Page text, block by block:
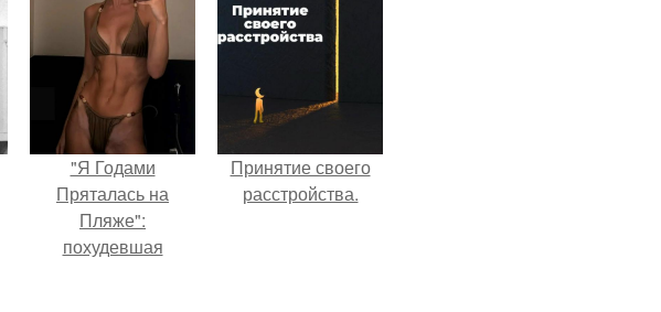
"Я Годами
Пряталась на
Пляже":
похудевшая
Принятие своего
расстройства.